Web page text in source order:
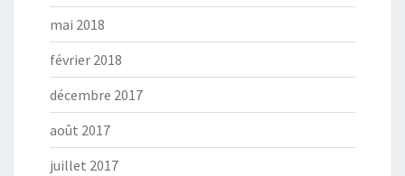
mai 2018
février 2018
décembre 2017
août 2017
juillet 2017